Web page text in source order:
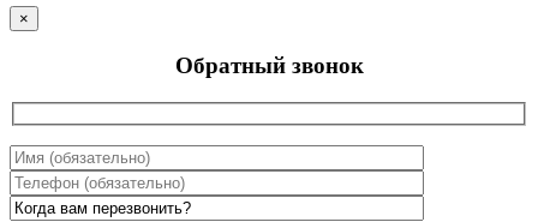
×
Обратный звонок